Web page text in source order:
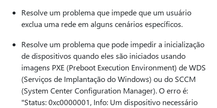
Resolve um problema que impede que um usuário
exclua uma rede em alguns cenários específicos.
Resolve um problema que pode impedir a inicialização
de dispositivos quando eles são iniciados usando
imagens PXE (Preboot Execution Environment) de WDS
(Serviços de Implantação do Windows) ou do SCCM
(System Center Configuration Manager). O erro é:
"Status: 0xc0000001, Info: Um dispositivo necessário